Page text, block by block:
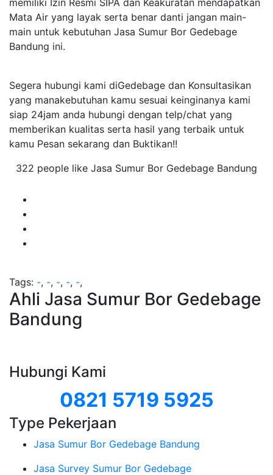
memiliki Izin Resmi SIPA dan Keakuratan mendapatkan
Mata Air yang layak serta benar danti jangan main-
main untuk kebutuhan Jasa Sumur Bor Gedebage
Bandung ini.
Segera hubungi kami diGedebage dan Konsultasikan
yang manakebutuhan kamu sesuai keinginanya kami
siap 24jam anda hubungi dengan telp/chat yang
memberikan kualitas serta hasil yang terbaik untuk
kamu Pesan sekarang dan Buktikan!!
322 people like Jasa Sumur Bor Gedebage Bandung
Tags: -, -, -, -, -,
Ahli Jasa Sumur Bor Gedebage
Bandung
Hubungi Kami
0821 5719 5925
Type Pekerjaan
Jasa Sumur Bor Gedebage Bandung
Jasa Survey Sumur Bor Gedebage